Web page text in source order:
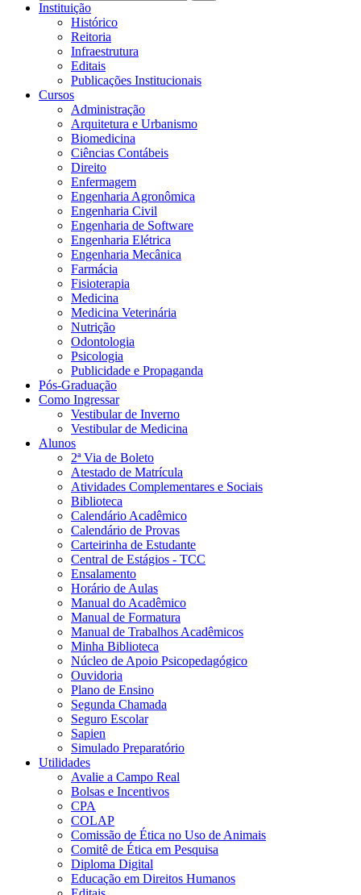
Instituição
Histórico
Reitoria
Infraestrutura
Editais
Publicações Institucionais
Cursos
Administração
Arquitetura e Urbanismo
Biomedicina
Ciências Contábeis
Direito
Enfermagem
Engenharia Agronômica
Engenharia Civil
Engenharia de Software
Engenharia Elétrica
Engenharia Mecânica
Farmácia
Fisioterapia
Medicina
Medicina Veterinária
Nutrição
Odontologia
Psicologia
Publicidade e Propaganda
Pós-Graduação
Como Ingressar
Vestibular de Inverno
Vestibular de Medicina
Alunos
2ª Via de Boleto
Atestado de Matrícula
Atividades Complementares e Sociais
Biblioteca
Calendário Acadêmico
Calendário de Provas
Carteirinha de Estudante
Central de Estágios - TCC
Ensalamento
Horário de Aulas
Manual do Acadêmico
Manual de Formatura
Manual de Trabalhos Acadêmicos
Minha Biblioteca
Núcleo de Apoio Psicopedagógico
Ouvidoria
Plano de Ensino
Segunda Chamada
Seguro Escolar
Sapien
Simulado Preparatório
Utilidades
Avalie a Campo Real
Bolsas e Incentivos
CPA
COLAP
Comissão de Ética no Uso de Animais
Comitê de Ética em Pesquisa
Diploma Digital
Educação em Direitos Humanos